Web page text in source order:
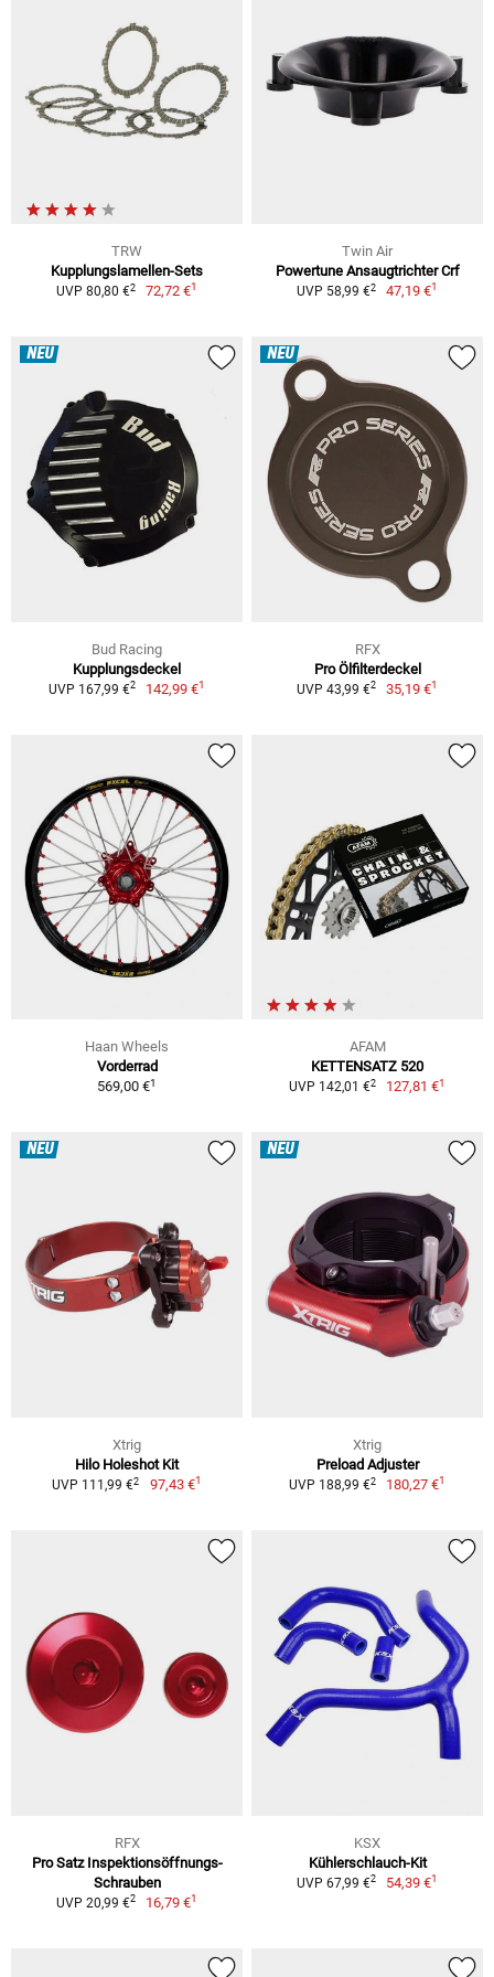
TRW
Kupplungslamellen-Sets
UVP 80,80 €2 72,72 €1
Twin Air
Powertune Ansaugtrichter Crf
UVP 58,99 €2 47,19 €1
NEU
Bud Racing
Kupplungsdeckel
UVP 167,99 €2 142,99 €1
NEU
RFX
Pro Ölfilterdeckel
UVP 43,99 €2 35,19 €1
Haan Wheels
Vorderrad
569,00 €1
AFAM
KETTENSATZ 520
UVP 142,01 €2 127,81 €1
NEU
Xtrig
Hilo Holeshot Kit
UVP 111,99 €2 97,43 €1
NEU
Xtrig
Preload Adjuster
UVP 188,99 €2 180,27 €1
RFX
Pro Satz Inspektionsöffnungs-
Schrauben
UVP 20,99 €2 16,79 €1
KSX
Kühlerschlauch-Kit
UVP 67,99 €2 54,39 €1